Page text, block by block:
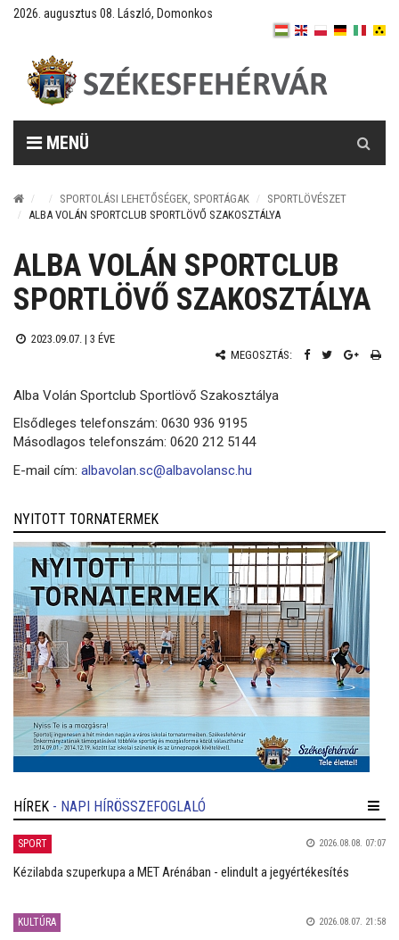
2026. augusztus 08. László, Domonkos
MENÜ
SPORTOLÁSI LEHETŐSÉGEK, SPORTÁGAK
SPORTLÖVÉSZET
ALBA VOLÁN SPORTCLUB SPORTLÖVŐ SZAKOSZTÁLYA
ALBA VOLÁN SPORTCLUB
SPORTLÖVŐ SZAKOSZTÁLYA
2023.09.07. | 3 ÉVE
MEGOSZTÁS:
Alba Volán Sportclub Sportlövő Szakosztálya
Elsődleges telefonszám: 0630 936 9195
Másodlagos telefonszám: 0620 212 5144
E-mail cím: albavolan.sc@albavolansc.hu
NYITOTT TORNATERMEK
HÍREK - NAPI HÍRÖSSZEFOGLALÓ
SPORT 2026.08.08. 07:07
Kézilabda szuperkupa a MET Arénában - elindult a jegyértékesítés
KULTÚRA 2026.08.07. 21:58